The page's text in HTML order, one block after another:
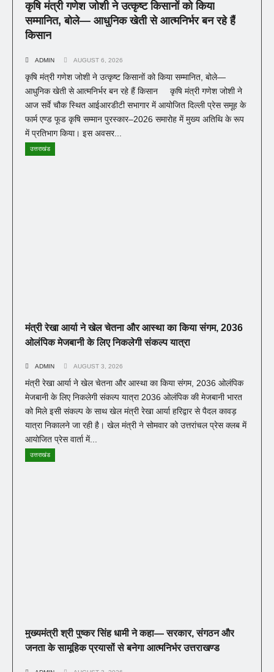
कृषि मंत्री गणेश जोशी ने उत्कृष्ट किसानों को किया
सम्मानित, बोले— आधुनिक खेती से आत्मनिर्भर बन रहे हैं
किसान
ADMIN AUGUST 6, 2026
कृषि मंत्री गणेश जोशी ने उत्कृष्ट किसानों को किया सम्मानित, बोले—
आधुनिक खेती से आत्मनिर्भर बन रहे हैं किसान कृषि मंत्री गणेश जोशी ने
आज सर्वे चौक स्थित आईआरडीटी सभागार में आयोजित दिल्ली प्रेस समूह के
फार्म एण्ड फूड कृषि सम्मान पुरस्कार–2026 समारोह में मुख्य अतिथि के रूप
में प्रतिभाग किया। इस अवसर...
उत्तराखंड
मंत्री रेखा आर्या ने खेल चेतना और आस्था का किया संगम, 2036
ओलंपिक मेजबानी के लिए निकलेगी संकल्प यात्रा
ADMIN AUGUST 3, 2026
मंत्री रेखा आर्या ने खेल चेतना और आस्था का किया संगम, 2036 ओलंपिक
मेजबानी के लिए निकलेगी संकल्प यात्रा 2036 ओलंपिक की मेजबानी भारत
को मिले इसी संकल्प के साथ खेल मंत्री रेखा आर्या हरिद्वार से पैदल कावड़
यात्रा निकालने जा रही है। खेल मंत्री ने सोमवार को उत्तरांचल प्रेस क्लब में
आयोजित प्रेस वार्ता में...
उत्तराखंड
मुख्यमंत्री श्री पुष्कर सिंह धामी ने कहा— सरकार, संगठन और
जनता के सामूहिक प्रयासों से बनेगा आत्मनिर्भर उत्तराखण्ड